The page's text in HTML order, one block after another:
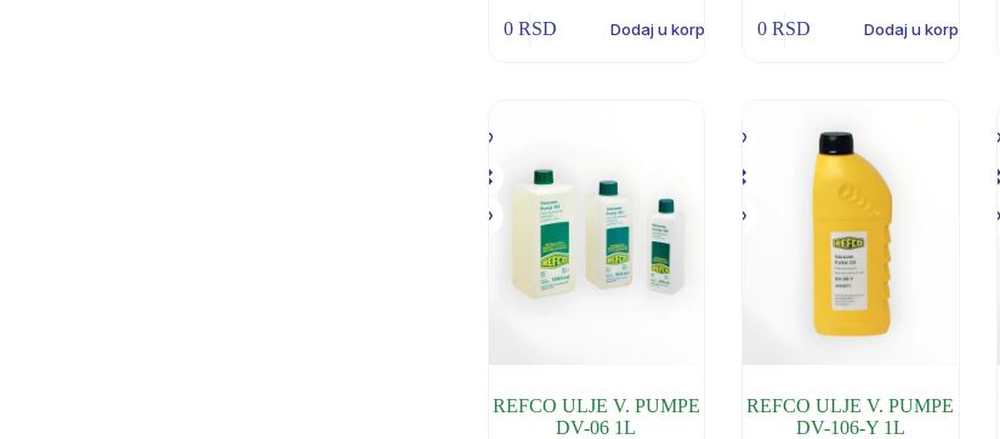
0 RSD Dodaj u korpu 0RSD Dodaj u korpu
REFCO ULJE V. PUMPE
DV-06 1L
REFCO ULJE V. PUMPE
DV-106-Y 1L